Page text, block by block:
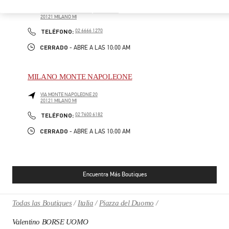
20121 MILANOMI
TELÉFONO: PHONE
02 6666 1270
CERRADO - ABRE A LAS 10:00 AM
MILANO MONTE NAPOLEONE
VIA MONTE NAPOLEONE 20
20121 MILANOMI
TELÉFONO: PHONE
02 7600 6182
CERRADO - ABRE A LAS 10:00 AM
Encuentra Más Boutiques
Todas las Boutiques Italia Piazza del Duomo
Valentino BORSE UOMO